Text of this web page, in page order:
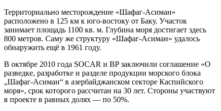
Территориально месторождение «Шафаг-Асиман»
расположено в 125 км к юго-востоку от Баку. Участок
занимает площадь 1100 кв. м. Глубина моря достигает здесь
800 метров. Саму же структуру «Шафаг-Асиман» удалось
обнаружить ещё в 1961 году.
В октябре 2010 года SOCAR и BP заключили соглашение «О
разведке, разработке и разделе продукции морского блока
„Шафаг-Асиман“ в азербайджанском секторе Каспийского
моря», срок которого рассчитан на 30 лет. Стороны участвуют
в проекте в равных долях — по 50%.